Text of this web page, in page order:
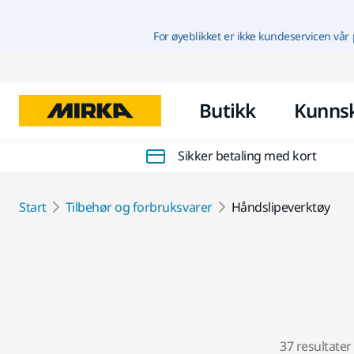
For øyeblikket er ikke kundeservicen
Butikk
Sikker betaling med kort
Start Tilbehør og forbruksvarer Håndslipeverktøy
37 resultater